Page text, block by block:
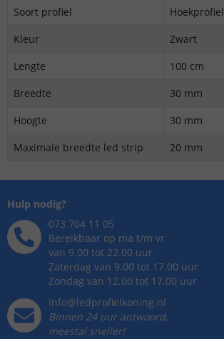
Soort profiel
Hoekprofiel
Kleur
Zwart
Lengte
100 cm
Breedte
30 mm
Hoogte
30 mm
Maximale breedte led strip
20 mm
Hulp nodig?
073 704 11 05
Bereikbaar op ma t/m vr
van 9.00 tot 22.00 uur
Zaterdag van 9.00 tot 17.00 uur
Zondag van 12.00 tot 17.00 uur
info@ledprofielkoning.nl
Binnen 24 uur antwoord,
meestal sneller!